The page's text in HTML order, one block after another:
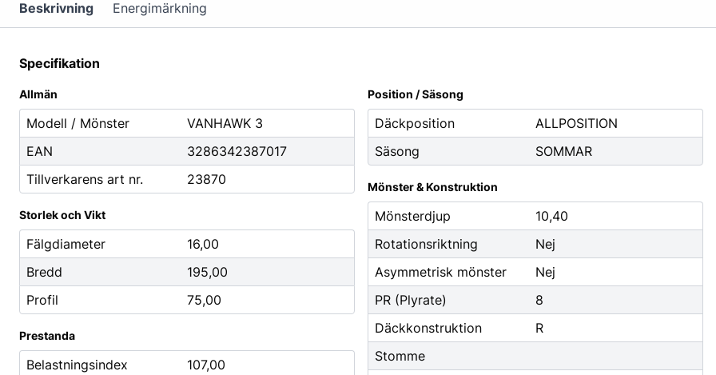
Nipplar
Stålborstar
Smörjfett
Städ, Hygien & Kontor
Avfallshantering
Papper
Pennor
Däcketiketter
Tejp
Batterier
Fordonsbatterier
Småbatterier
Startbooster
Fordonstillbehör
Vinter
Fritid
Fordonsbelysning
Torkarblad
Godis & Dryck
Beskrivning Energimärkning
Specifikation
Allmän
Modell / Mönster
VANHAWK 3
EAN
3286342387017
Tillverkarens art nr.
23870
Storlek och Vikt
Fälgdiameter
16,00
Bredd
195,00
Profil
75,00
Prestanda
Belastningsindex
107,00
Position / Säsong
Däckposition
ALLPOSITION
Säsong
SOMMAR
Mönster & Konstruktion
Mönsterdjup
10,40
Rotationsriktning
Nej
Asymmetrisk mönster
Nej
PR (Plyrate)
8
Däckkonstruktion
R
Stomme